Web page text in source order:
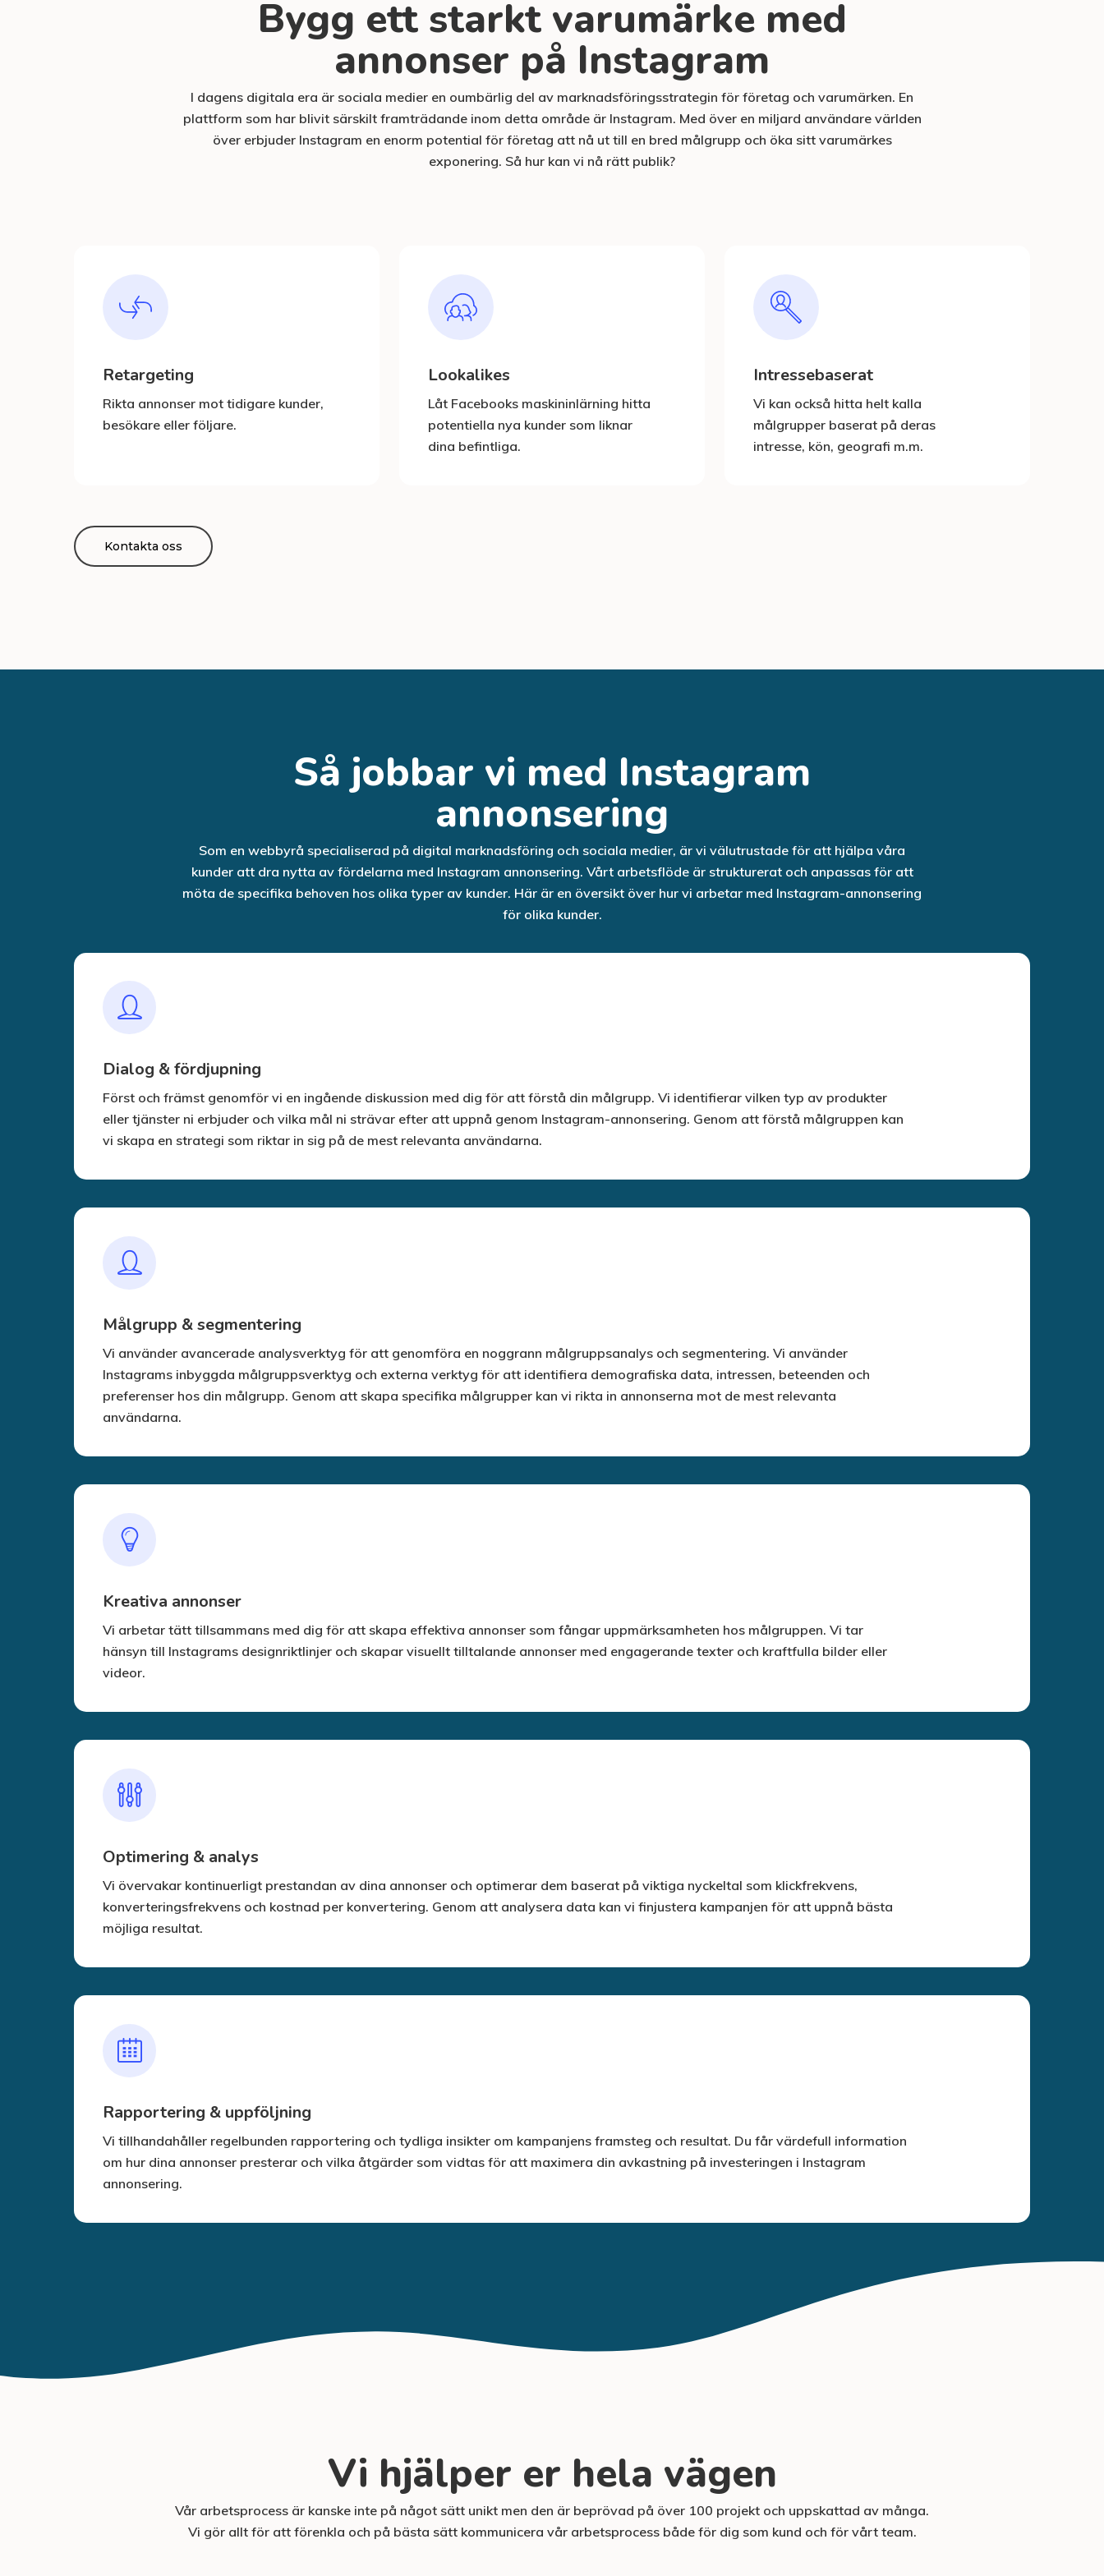
Bygg ett starkt varumärke med
annonser på Instagram
I dagens digitala era är sociala medier en oumbärlig del av marknadsföringsstrategin för företag och varumärken. En
plattform som har blivit särskilt framträdande inom detta område är Instagram. Med över en miljard användare världen
över erbjuder Instagram en enorm potential för företag att nå ut till en bred målgrupp och öka sitt varumärkes
exponering. Så hur kan vi nå rätt publik?
Retargeting
Rikta annonser mot tidigare kunder,
besökare eller följare.
Lookalikes
Låt Facebooks maskininlärning hitta
potentiella nya kunder som liknar
dina befintliga.
Intressebaserat
Vi kan också hitta helt kalla
målgrupper baserat på deras
intresse, kön, geografi m.m.
Kontakta oss
Så jobbar vi med Instagram
annonsering
Som en webbyrå specialiserad på digital marknadsföring och sociala medier, är vi välutrustade för att hjälpa våra
kunder att dra nytta av fördelarna med Instagram annonsering. Vårt arbetsflöde är strukturerat och anpassas för att
möta de specifika behoven hos olika typer av kunder. Här är en översikt över hur vi arbetar med Instagram-annonsering
för olika kunder.
Dialog & fördjupning
Först och främst genomför vi en ingående diskussion med dig för att förstå din målgrupp. Vi identifierar vilken typ av produkter
eller tjänster ni erbjuder och vilka mål ni strävar efter att uppnå genom Instagram-annonsering. Genom att förstå målgruppen kan
vi skapa en strategi som riktar in sig på de mest relevanta användarna.
Målgrupp & segmentering
Vi använder avancerade analysverktyg för att genomföra en noggrann målgruppsanalys och segmentering. Vi använder
Instagrams inbyggda målgruppsverktyg och externa verktyg för att identifiera demografiska data, intressen, beteenden och
preferenser hos din målgrupp. Genom att skapa specifika målgrupper kan vi rikta in annonserna mot de mest relevanta
användarna.
Kreativa annonser
Vi arbetar tätt tillsammans med dig för att skapa effektiva annonser som fångar uppmärksamheten hos målgruppen. Vi tar
hänsyn till Instagrams designriktlinjer och skapar visuellt tilltalande annonser med engagerande texter och kraftfulla bilder eller
videor.
Optimering & analys
Vi övervakar kontinuerligt prestandan av dina annonser och optimerar dem baserat på viktiga nyckeltal som klickfrekvens,
konverteringsfrekvens och kostnad per konvertering. Genom att analysera data kan vi finjustera kampanjen för att uppnå bästa
möjliga resultat.
Rapportering & uppföljning
Vi tillhandahåller regelbunden rapportering och tydliga insikter om kampanjens framsteg och resultat. Du får värdefull information
om hur dina annonser presterar och vilka åtgärder som vidtas för att maximera din avkastning på investeringen i Instagram
annonsering.
Vi hjälper er hela vägen
Vår arbetsprocess är kanske inte på något sätt unikt men den är beprövad på över 100 projekt och uppskattad av många.
Vi gör allt för att förenkla och på bästa sätt kommunicera vår arbetsprocess både för dig som kund och för vårt team.